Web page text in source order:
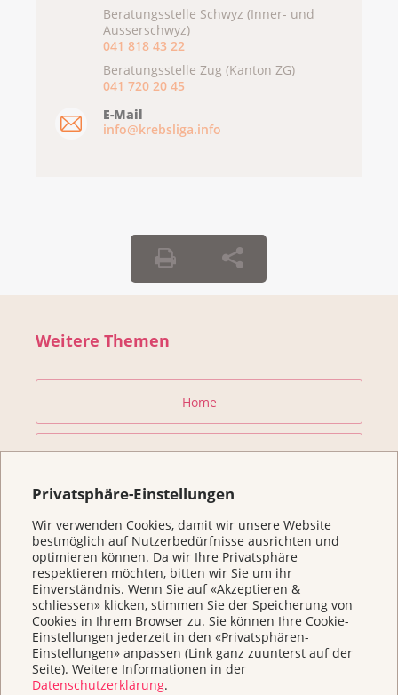
Privatsphäre-Einstellungen
Wir verwenden Cookies, damit wir unsere Website
bestmöglich auf Nutzerbedürfnisse ausrichten und
optimieren können. Da wir Ihre Privatsphäre
respektieren möchten, bitten wir Sie um ihr
Einverständnis. Wenn Sie auf «Akzeptieren &
schliessen» klicken, stimmen Sie der Speicherung von
Cookies in Ihrem Browser zu. Sie können Ihre Cookie-
Einstellungen jederzeit in den «Privatsphären-
Einstellungen» anpassen (Link ganz zuunterst auf der
Seite). Weitere Informationen in der
Datenschutzerklärung.
Beratungsstelle Schwyz (Inner- und
Ausserschwyz)
041 818 43 22
Beratungsstelle Zug (Kanton ZG)
041 720 20 45
E-Mail
info@krebsliga.info
Weitere Themen
Home
Beratung & Unterstützung
Prävention und Früherkennung
Forschung fördern
Helfen Sie
Kurse